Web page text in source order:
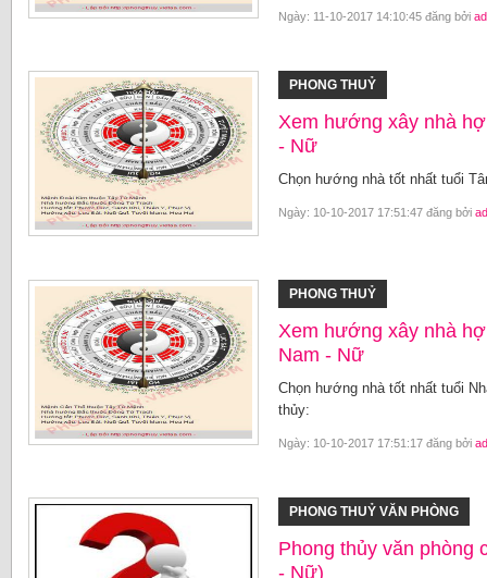
Ngày: 11-10-2017 14:10:45 đăng bởi
PHONG THUỶ
Xem hướng xây nhà
- Nữ
Chọn hướng nhà tốt nhất tuổi
Ngày: 10-10-2017 17:51:47 đăng bởi
PHONG THUỶ
Xem hướng xây nhà
Nam - Nữ
Chọn hướng nhà tốt nhất tuổi
thủy:
Ngày: 10-10-2017 17:51:17 đăng bởi
PHONG THUỶ VĂN PHÒNG
Phong thủy văn phòng
- Nữ)